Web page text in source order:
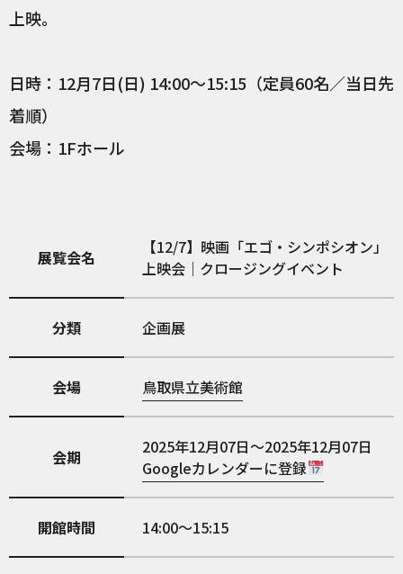
上映。
日時：12月7日(日) 14:00～15:15（定員60名／当日先
着順）
会場：1Fホール
展覧会名
【12/7】映画「エゴ・シンポシオン」
上映会｜クロージングイベント
分類 企画展
会場 鳥取県立美術館
会期
2025年12月07日～2025年12月07日
Googleカレンダーに登録
開館時間 14:00～15:15